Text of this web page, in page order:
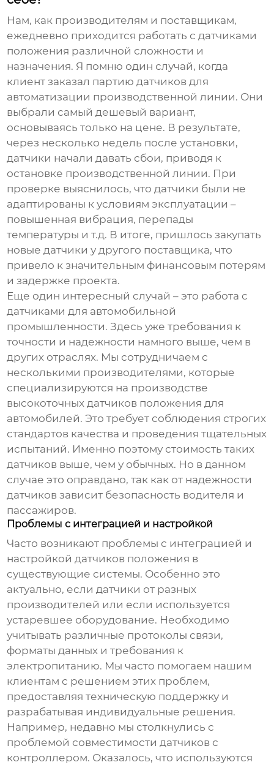
Нам, как производителям и поставщикам,
ежедневно приходится работать сдатчиками
положения различной сложности и
назначения. Я помню один случай, когда
клиент заказал партию датчиков для
автоматизации производственной линии. Они
выбрали самый дешевый вариант,
основываясь только на цене. В результате,
через несколько недель после установки,
датчики начали давать сбои, приводя к
остановке производственной линии. При
проверке выяснилось, что датчики были не
адаптированы к условиям эксплуатации –
повышенная вибрация, перепады
температуры и т.д. В итоге, пришлось закупать
новые датчики у другого поставщика, что
привело к значительным финансовым потерям
и задержке проекта.
Еще один интересный случай – это работа с
датчиками для автомобильной
промышленности. Здесь уже требования к
точности и надежности намного выше, чем в
других отраслях. Мы сотрудничаем с
несколькими производителями, которые
специализируются на производстве
высокоточныхдатчиков положения для
автомобилей. Это требует соблюдения строгих
стандартов качества и проведения тщательных
испытаний. Именно поэтому стоимость таких
датчиков выше, чем у обычных. Но в данном
случае это оправдано, так как от надежности
датчиков зависит безопасность водителя и
пассажиров.
Проблемы с интеграцией и настройкой
Часто возникают проблемы с интеграцией и
настройкойдатчиков положения в
существующие системы. Особенно это
актуально, если датчики от разных
производителей или если используется
устаревшее оборудование. Необходимо
учитывать различные протоколы связи,
форматы данных и требования к
электропитанию. Мы часто помогаем нашим
клиентам с решением этих проблем,
предоставляя техническую поддержку и
разрабатывая индивидуальные решения.
Например, недавно мы столкнулись с
проблемой совместимости датчиков с
контроллером. Оказалось, что используются